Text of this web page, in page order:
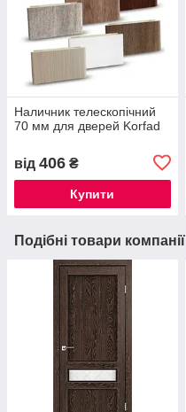
Наличник телескопічний
70 мм для дверей Korfad
від 406 ₴
Купити
Подібні товари компанії